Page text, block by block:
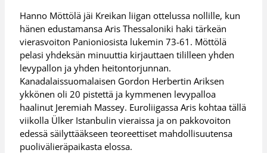
Hanno Möttölä jäi Kreikan liigan ottelussa nollille, kun
hänen edustamansa Aris Thessaloniki haki tärkeän
vierasvoiton Panioniosista lukemin 73-61. Möttölä
pelasi yhdeksän minuuttia kirjauttaen tililleen yhden
levypallon ja yhden heitontorjunnan.
Kanadalaissuomalaisen Gordon Herbertin Ariksen
ykkönen oli 20 pistettä ja kymmenen levypalloa
haalinut Jeremiah Massey. Euroliigassa Aris kohtaa tällä
viikolla Ülker Istanbulin vieraissa ja on pakkovoiton
edessä säilyttääkseen teoreettiset mahdollisuutensa
puolivälieräpaikasta elossa.